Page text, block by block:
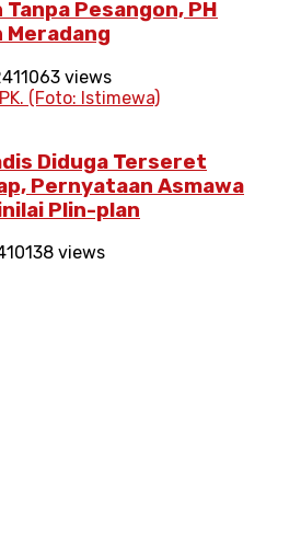
Tanpa Pesangon, PH
Meradang
11063 views
Diduga Terseret
Pernyataan Asmawa
Plin-plan
10138 views